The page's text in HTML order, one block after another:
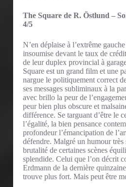
The Square de R. Östlund –
4/5
N’en déplaise à l’extrême
insoumise devant le taux de
de leur duplex provincial à
Square est un grand film et une
nargue le politiquement correct
ses messages subliminaux à la
avec brillo la peur de
peur bien plus obscure et
différence. Se targuant d’être le
l’égalité, la bien pensance
profondeur l’émancipation de
défendre. Malgré un humour très
brutalité de certaines scènes
splendide. Celui que l’on décrit
Erdmann de la dernière
trouve plus fort. Mais peut être